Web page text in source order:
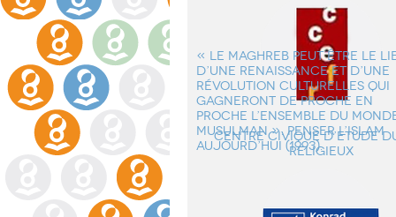
« LE MAGHREB PEUT ÊTRE LE
D’UNE RENAISSANCE ET D’UNE
RÉVOLUTION CULTURELLES QUI
GAGNERONT DE PROCHE EN
PROCHE L’ENSEMBLE DU
MUSULMAN ». PENSER L’ISLAM
AUJOURD’HUI (1993).
Centre Civique d’Etude
Religieux